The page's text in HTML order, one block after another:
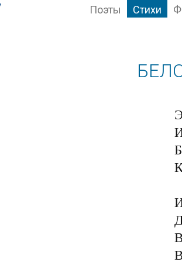
Поэты Стихи